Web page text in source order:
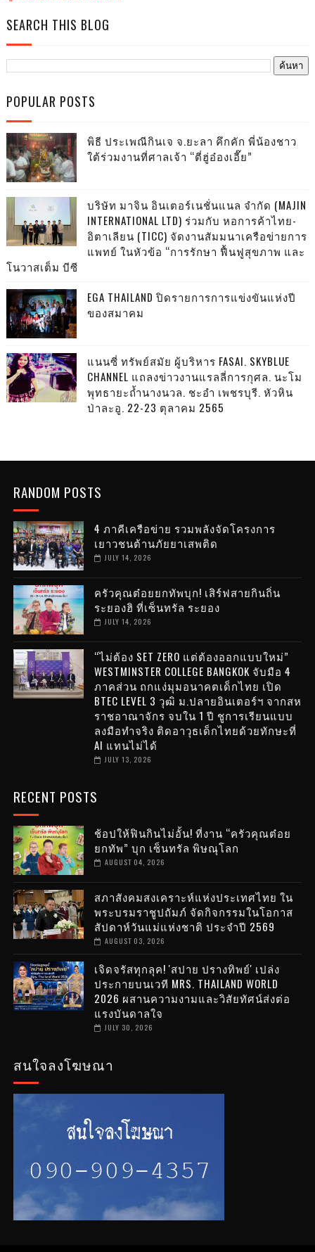
SEARCH THIS BLOG
POPULAR POSTS
พิธี ประเพณีกินเจ จ.ยะลา คึกคัก พี่น้องชาว
ใต้ร่วมงานที่ศาลเจ้า “ตี่ฮู่อ๋องเอี๊ย”
บริษัท มาจิน อินเตอร์เนชั่นแนล จำกัด (MAJIN
INTERNATIONAL LTD) ร่วมกับ หอการค้าไทย-
อิตาเลียน (TICC) จัดงานสัมมนาเครือข่ายการ
แพทย์ ในหัวข้อ “การรักษา ฟื้นฟูสุขภาพ และ
โนวาสเต็ม บีซี
EGA THAILAND ปิดรายการการแข่งขันแห่งปี
ของสมาคม
แนนซี่ ทรัพย์สมัย ผู้บริหาร FASAI. SKYBLUE
CHANNEL แถลงข่าวงานแรลลี่การกุศล. นะโม
พุทธายะถ้ำนางนวล. ชะอำ เพชรบุรี. หัวหิน
ป่าละอู. 22-23 ตุลาคม 2565
RANDOM POSTS
4 ภาคีเครือข่าย รวมพลังจัดโครงการ
เยาวชนต้านภัยยาเสพติด
JULY 14, 2026
ครัวคุณต๋อยยกทัพบุก! เสิร์ฟสายกินถิ่น
ระยองฮิ ที่เซ็นทรัล ระยอง
JULY 14, 2026
“ไม่ต้อง SET ZERO แต่ต้องออกแบบใหม่”
WESTMINSTER COLLEGE BANGKOK จับมือ 4
ภาคส่วน ถกแง่มุมอนาคตเด็กไทย เปิด
BTEC LEVEL 3 วุฒิ ม.ปลายอินเตอร์ฯ จากสห
ราชอาณาจักร จบใน 1 ปี ชูการเรียนแบบ
ลงมือทำจริง ติดอาวุธเด็กไทยด้วยทักษะที่
AI แทนไม่ได้
JULY 13, 2026
RECENT POSTS
ช้อปให้ฟินกินไม่อั้น! ที่งาน “ครัวคุณต๋อย
ยกทัพ” บุก เซ็นทรัล พิษณุโลก
AUGUST 04, 2026
สภาสังคมสงเคราะห์แห่งประเทศไทย ใน
พระบรมราชูปถัมภ์ จัดกิจกรรมในโอกาส
สัปดาห์วันแม่แห่งชาติ ประจำปี 2569
AUGUST 03, 2026
เจิดจรัสทุกลุค! 'สปาย ปรางทิพย์' เปล่ง
ประกายบนเวที MRS. THAILAND WORLD
2026 ผสานความงามและวิสัยทัศน์ส่งต่อ
แรงบันดาลใจ
JULY 30, 2026
สนใจลงโฆษณา